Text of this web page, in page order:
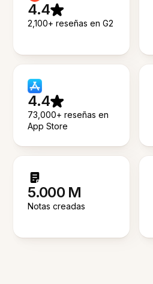
4.4
2,100+ reseñas en G2
4.4
73,000+ reseñas en
App Store
5.000 M
Notas creadas